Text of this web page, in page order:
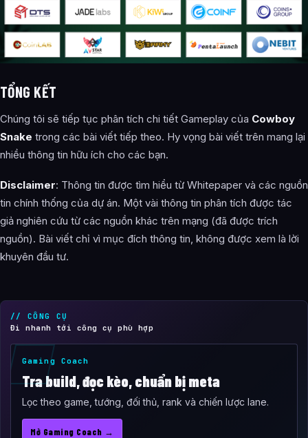
TỔNG KẾT
Chúng tôi sẽ tiếp tục phân tích chi tiết Gameplay của Cowboy
Snake trong các bài viết tiếp theo. Hy vọng bài viết trên mang lại
nhiều thông tin hữu ích cho các bạn.
Disclaimer: Thông tin được tìm hiểu từ Whitepaper và các nguồn
tin chính thống của dự án. Một vài thông tin phân tích được tác
giả nghiên cứu từ các nguồn khác trên mạng (đã được trích
nguồn). Bài viết chỉ vì mục đích thông tin, không được xem là lời
khuyên đầu tư.
// CÔNG CỤ
Đi nhanh tới công cụ phù hợp
Gaming Coach
Tra build, đọc kèo, chuẩn bị meta
Lọc theo game, tướng, đối thủ, rank và chiến lược lane.
Mở Gaming Coach →